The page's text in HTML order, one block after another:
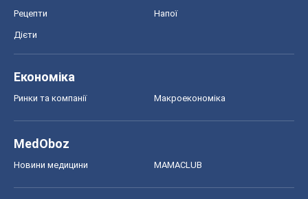
Рецепти Напої
Дієти
Економіка
Ринки та компанії Макроекономіка
MedOboz
Новини медицини MAMACLUB